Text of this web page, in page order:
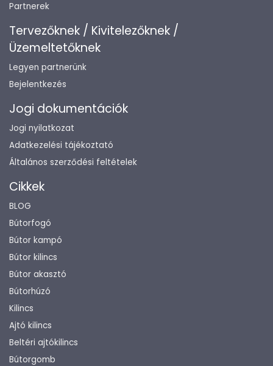
Partnerek
Tervezőknek / Kivitelezőknek /
Üzemeltetőknek
Legyen partnerünk
Bejelentkezés
Jogi dokumentációk
Jogi nyilatkozat
Adatkezelési tájékoztató
Általános szerződési feltételek
Cikkek
BLOG
Bútorfogó
Bútor kampó
Bútor kilincs
Bútor akasztó
Bútorhúzó
Kilincs
Ajtó kilincs
Beltéri ajtókilincs
Bútorgomb